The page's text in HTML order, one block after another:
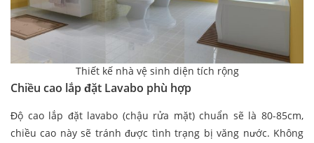
Thiết kế nhà vệ sinh diện tích rộng
Chiều cao lắp đặt Lavabo phù hợp
Độ cao lắp đặt lavabo (chậu rửa mặt) chuẩn sẽ là 80-85cm,
chiều cao này sẽ tránh được tình trạng bị văng nước. Không